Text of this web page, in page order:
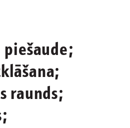
raunds;